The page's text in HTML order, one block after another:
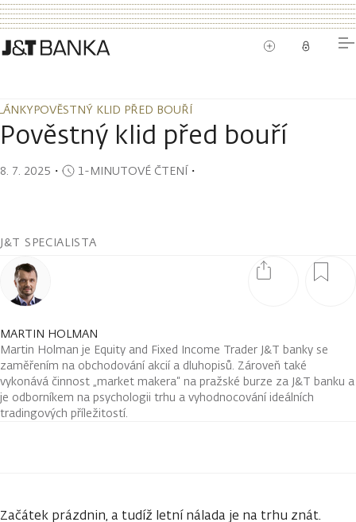
POVĚSTNÝ KLID PŘED BOUŘÍ
POVĚSTNÝ KLID PŘED BOUŘÍ
Pověstný klid před bouří
8. 7. 2025 ・ 1-MINUTOVÉ ČTENÍ・
J&T SPECIALISTA
MARTIN HOLMAN
Martin Holman je Equity and Fixed Income Trader J&T banky se
zaměřením na obchodování akcií a dluhopisů. Zároveň také
vykonává činnost „market makera“ na pražské burze za J&T banku a
je odborníkem na psychologii trhu a vyhodnocování ideálních
tradingových příležitostí.
Začátek prázdnin, a tudíž letní nálada je na trhu znát.